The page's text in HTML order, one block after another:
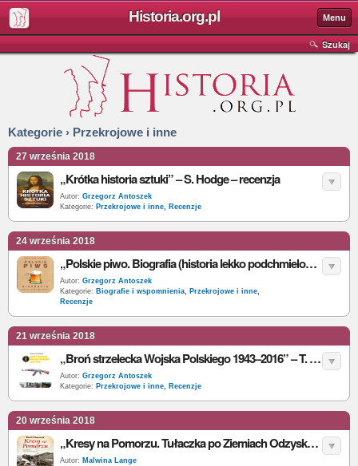
Historia.org.pl Menu
Szukaj
Kategorie › Przekrojowe i inne
27 września 2018
„Krótka historia sztuki” – S. Hodge – recenzja
Autor: Grzegorz Antoszek
Kategorie: Przekrojowe i inne, Recenzje
24 września 2018
„Polskie piwo. Biografia (historia lekko podchmielona)” – M.J. Szymański – recenzja
Autor: Grzegorz Antoszek
Kategorie: Biografie i wspomnienia, Przekrojowe i inne,
Recenzje
21 września 2018
„Broń strzelecka Wojska Polskiego 1943–2016” – T. Szczerbicki – recenzja
Autor: Grzegorz Antoszek
Kategorie: Przekrojowe i inne, Recenzje
20 września 2018
„Kresy na Pomorzu. Tułaczka po Ziemiach Odzyskanych” – M. A. Koprowski – recenzja
Autor: Malwina Lange